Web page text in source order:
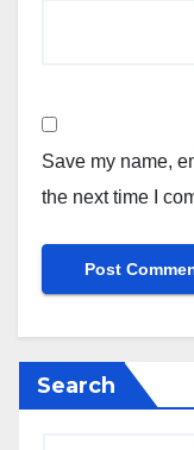
Save my name,
the next time I
Search